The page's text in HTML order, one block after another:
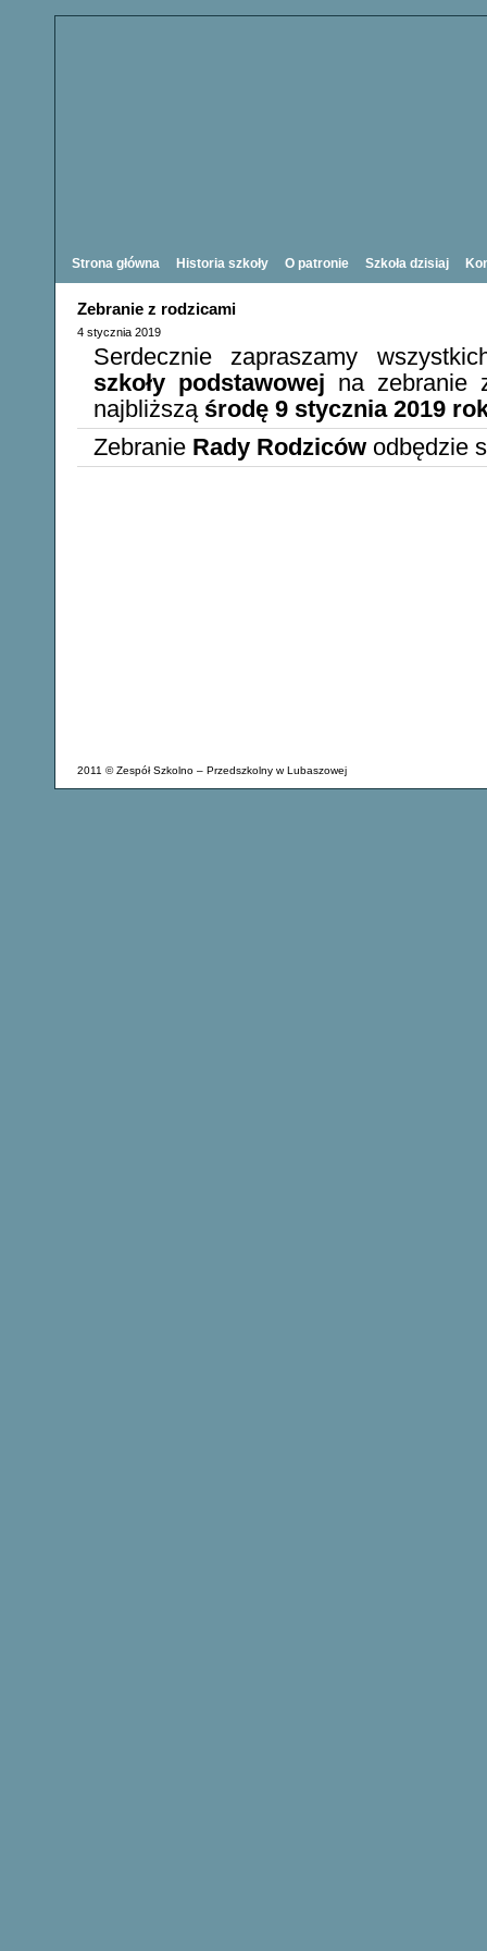
Strona główna Historia szkoły O patronie Szkoła dzisiaj
Zebranie z rodzicami
4 stycznia 2019
Serdecznie zapraszamy
szkoły podstawowej na zebranie
najbliższą środę 9 stycznia 2019
Zebranie Rady Rodziców odbędzie
2011 © Zespół Szkolno – Przedszkolny w Lubaszowej